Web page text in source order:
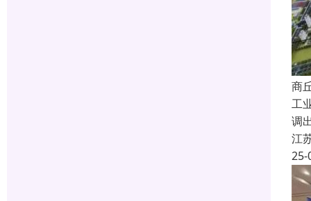
商
工
调
江
25-